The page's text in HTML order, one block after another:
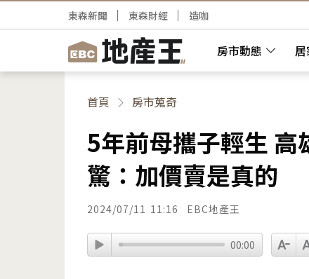
房市動態
東森新聞 東森財經 造咖
首頁 房市蒐奇
5年前母攜子輕生
驚：加價賣是真的
2024/07/11 11:16 EBC地產王
00:00